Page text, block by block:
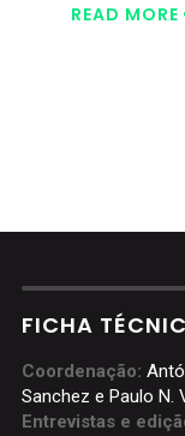
READ MORE
FICHA
Coordenação:
Sanchez e Paulo N.
Entrevistas e